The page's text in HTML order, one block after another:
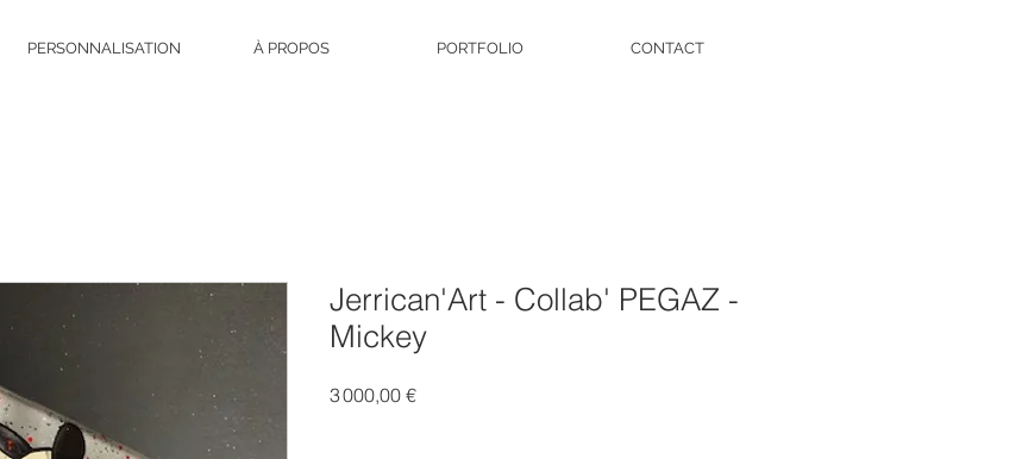
PERSONNALISATION À PROPOS PORTFOLIO CONTACT
Jerrican'Art - Collab' PEGAZ -
Mickey
3 000,00 €Prix